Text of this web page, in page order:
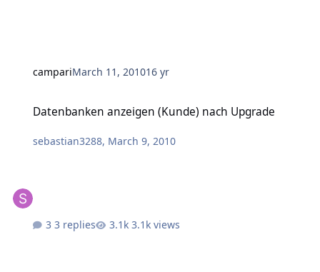
campariMarch 11, 201016 yr
Datenbanken anzeigen (Kunde) nach Upgrade
sebastian3288, March 9, 2010
3 replies 3.1k views